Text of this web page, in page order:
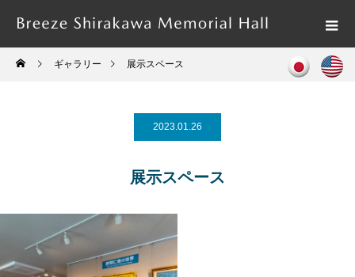
ギャラリー 展示スペース
2023.01.26
展示スペース